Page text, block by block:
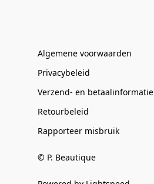
Algemene voorwaarden
Privacybeleid
Verzend- en betaalinformatie
Retourbeleid
Rapporteer misbruik
© P. Beautique